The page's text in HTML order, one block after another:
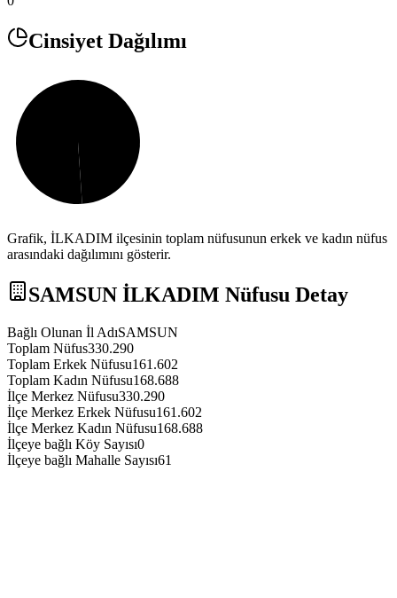
Cinsiyet Dağılımı
Grafik, İLKADIM ilçesinin toplam nüfusunun erkek ve kadın nüfus
arasındaki dağılımını gösterir.
SAMSUN İLKADIM Nüfusu Detay
Bağlı Olunan İl AdıSAMSUN
Toplam Nüfus330.290
Toplam Erkek Nüfusu161.602
Toplam Kadın Nüfusu168.688
İlçe Merkez Nüfusu330.290
İlçe Merkez Erkek Nüfusu161.602
İlçe Merkez Kadın Nüfusu168.688
İlçeye bağlı Köy Sayısı0
İlçeye bağlı Mahalle Sayısı61